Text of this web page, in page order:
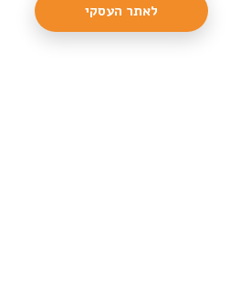
לאתר העסקי